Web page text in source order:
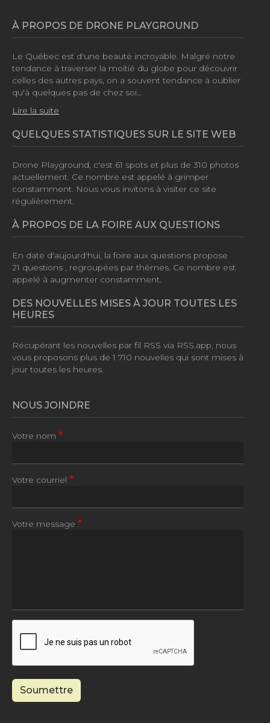
À PROPOS DE DRONE PLAYGROUND
Le Québec est d'une beauté incroyable. Malgré notre
tendance à traverser la moitié du globe pour découvrir
celles des autres pays, on a souvent tendance à oublier
qu'à quelques pas de chez soi…
Lire la suite
QUELQUES STATISTIQUES SUR LE SITE WEB
Drone Playground, c'est 61 spots et plus de 310 photos
actuellement. Ce nombre est appelé à grimper
constamment. Nous vous invitons à visiter ce site
régulièrement.
À PROPOS DE LA FOIRE AUX QUESTIONS
En date d'aujourd'hui, la foire aux questions propose
21 questions , regroupées par thèmes. Ce nombre est
appelé à augmenter constamment.
DES NOUVELLES MISES À JOUR TOUTES LES
HEURES
Récupérant les nouvelles par fil RSS via RSS.app, nous
vous proposons plus de 1 710 nouvelles qui sont mises à
jour toutes les heures.
NOUS JOINDRE
Votre nom
Votre courriel
Votre message
Soumettre